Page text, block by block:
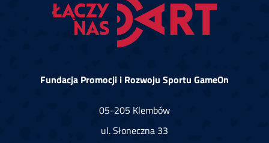
Fundacja Promocji i Rozwoju Sportu GameOn
05-205 Klembów
ul. Słoneczna 33